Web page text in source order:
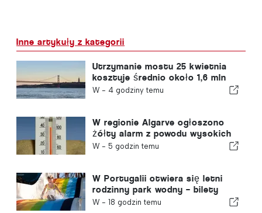
Inne artykuły z kategorii
Utrzymanie mostu 25 kwietnia
kosztuje średnio około 1,6 mln
euro rocznie
W - 4 godziny temu
W regionie Algarve ogłoszono
żółty alarm z powodu wysokich
temperatur
W - 5 godzin temu
W Portugalii otwiera się letni
rodzinny park wodny – bilety
kosztują 2 euro
W - 18 godzin temu